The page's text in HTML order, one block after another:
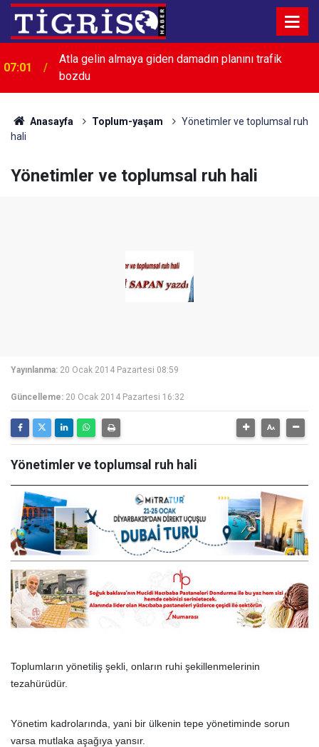
07:01
Atla gelin almaya giden damadın planını trafik
bozdu
00:02
Sessizliğin Gürültüsü: Duyulmayanların Çağı
Anasayfa Toplum-yaşam
Yönetimler ve toplumsal ruh
hali
Yönetimler ve toplumsal ruh hali
Yayınlanma: 20 Ocak 2014 Pazartesi 08:59
Güncelleme: 20 Ocak 2014 Pazartesi 16:32
Yönetimler ve toplumsal ruh hali
Toplumların yönetiliş şekli, onların ruhi şekillenmelerinin
tezahürüdür.
Yönetim kadrolarında, yani bir ülkenin tepe yönetiminde sorun
varsa mutlaka aşağıya yansır.